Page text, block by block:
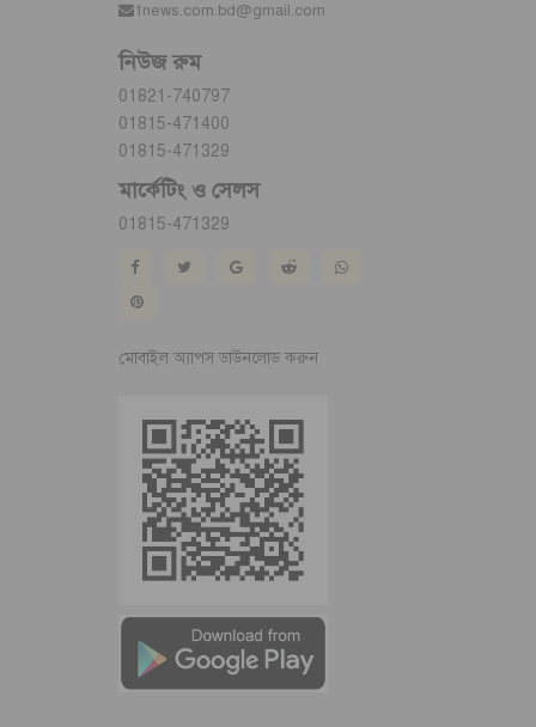
1news.com.bd@gmail.com
নিউজ রুম
01821-740797
01815-471400
01815-471329
মার্কেটিং ও সেলস
01815-471329
মোবাইল অ্যাপস ডাউনলোড করুন